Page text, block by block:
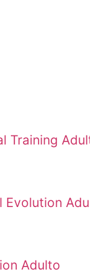
Training
Evolution
Adulto